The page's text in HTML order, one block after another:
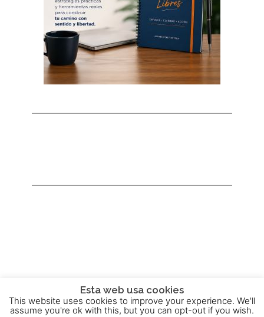
2015 - 2025 © Powered byTheme-Vision
Esta web usa cookies
This website uses cookies to improve your experience. We'll
assume you're ok with this, but you can opt-out if you wish.